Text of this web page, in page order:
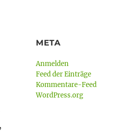
META
Anmelden
Feed der Einträge
Kommentare-Feed
WordPress.org